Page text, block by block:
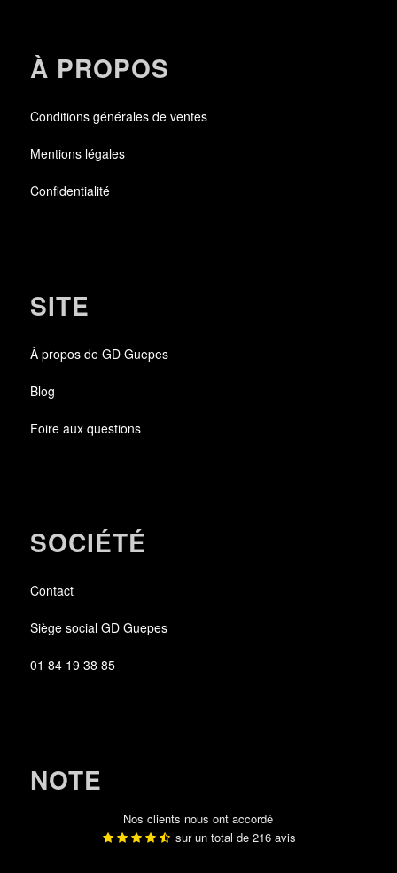
À PROPOS
Conditions générales de ventes
Mentions légales
Confidentialité
SITE
À propos de GD Guepes
Blog
Foire aux questions
SOCIÉTÉ
Contact
Siège social GD Guepes
01 84 19 38 85
NOTE
Nos clients nous ont accordé
sur un total de 216avis